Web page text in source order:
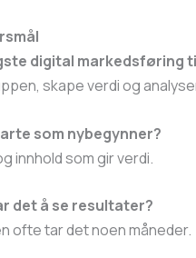
digital markedsføring
skape verdi og
som nybegynner?
innhold som gir verdi.
det å se resultater?
ofte tar det noen måneder.